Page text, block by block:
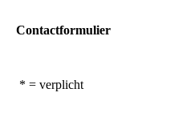
Contactformulier
* = verplicht